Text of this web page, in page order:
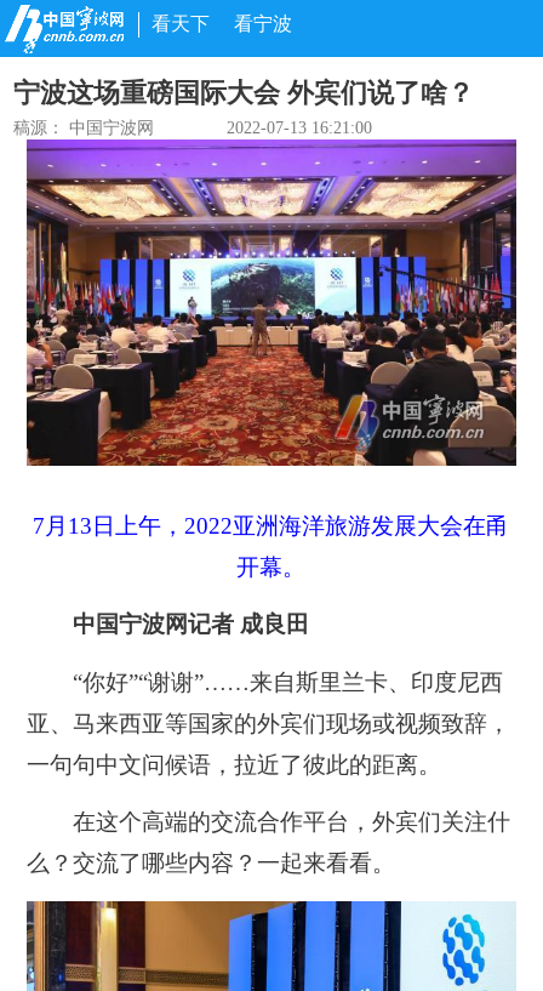
看天下 看宁波
宁波这场重磅国际大会 外宾们说了啥？
稿源： 中国宁波网 2022-07-13 16:21:00
7月13日上午，2022亚洲海洋旅游发展大会在甬
开幕。
中国宁波网记者 成良田
“你好”“谢谢”……来自斯里兰卡、印度尼西
亚、马来西亚等国家的外宾们现场或视频致辞，
一句句中文问候语，拉近了彼此的距离。
在这个高端的交流合作平台，外宾们关注什
么？交流了哪些内容？一起来看看。